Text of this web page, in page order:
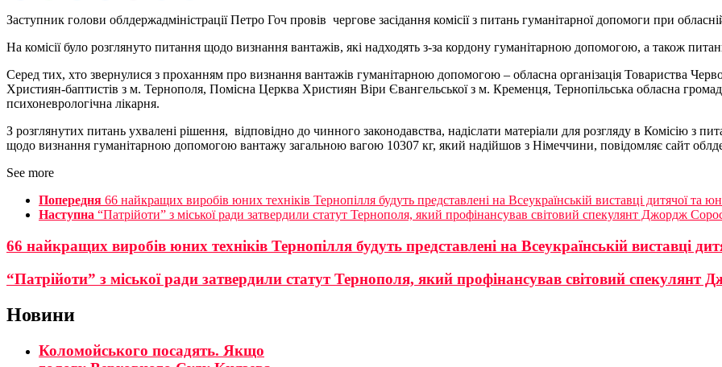
Заступник голови облдержадміністрації Петро Гоч провів чергове засідання комісії з питань гуманітарної допомоги при
На комісії було розглянуто питання щодо визнання вантажів, які надходять з-за кордону гуманітарною допомогою, а також
Серед тих, хто звернулися з проханням про визнання вантажів гуманітарною допомогою – обласна організація Товариства
Християн-баптистів з м. Тернополя, Помісна Церква Християн Віри Євангельської з м. Кременця, Тернопільська обласна
психоневрологічна лікарня.
З розглянутих питань ухвалені рішення, відповідно до чинного законодавства, надіслати матеріали для розгляду в Комісію з
щодо визнання гуманітарною допомогою вантажу загальною вагою 10307 кг, який надійшов з Німеччини, повідомляє сайт
See more
Попередня 66 найкращих виробів юних техніків Тернопілля будуть представлені на Всеукраїнській виставці дитячої та
Наступна “Патрійоти” з міської ради затвердили статут Тернополя, який профінансував світовий спекулянт Джордж
66 найкращих виробів юних техніків Тернопілля будуть представлені на Всеукраїнській виставці
“Патрійоти” з міської ради затвердили статут Тернополя, який профінансував світовий спекулянт
Новини
Коломойського посадять. Якщо